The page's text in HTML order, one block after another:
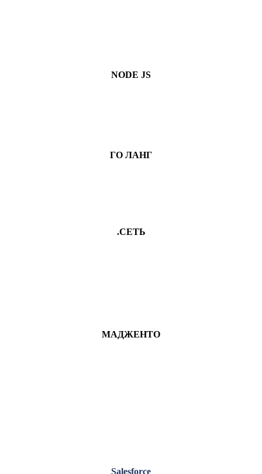
NODE JS
ГО ЛАНГ
.СЕТЬ
МАДЖЕНТО
Salesforce